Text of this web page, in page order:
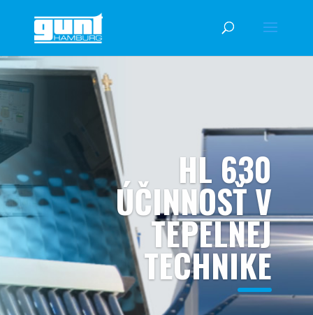
HL 630
ÚČINNOSŤ V
TEPELNEJ
TECHNIKE